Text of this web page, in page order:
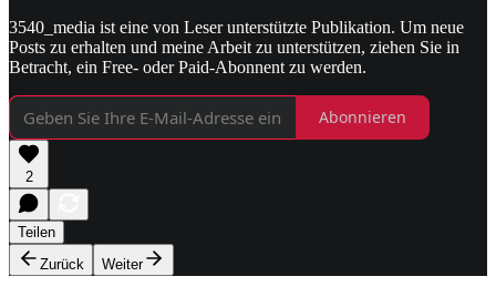
3540_media ist eine von Leser unterstützte Publikation. Um neue
Posts zu erhalten und meine Arbeit zu unterstützen, ziehen Sie in
Betracht, ein Free- oder Paid-Abonnent zu werden.
Abonnieren
2
Teilen
Zurück
Weiter